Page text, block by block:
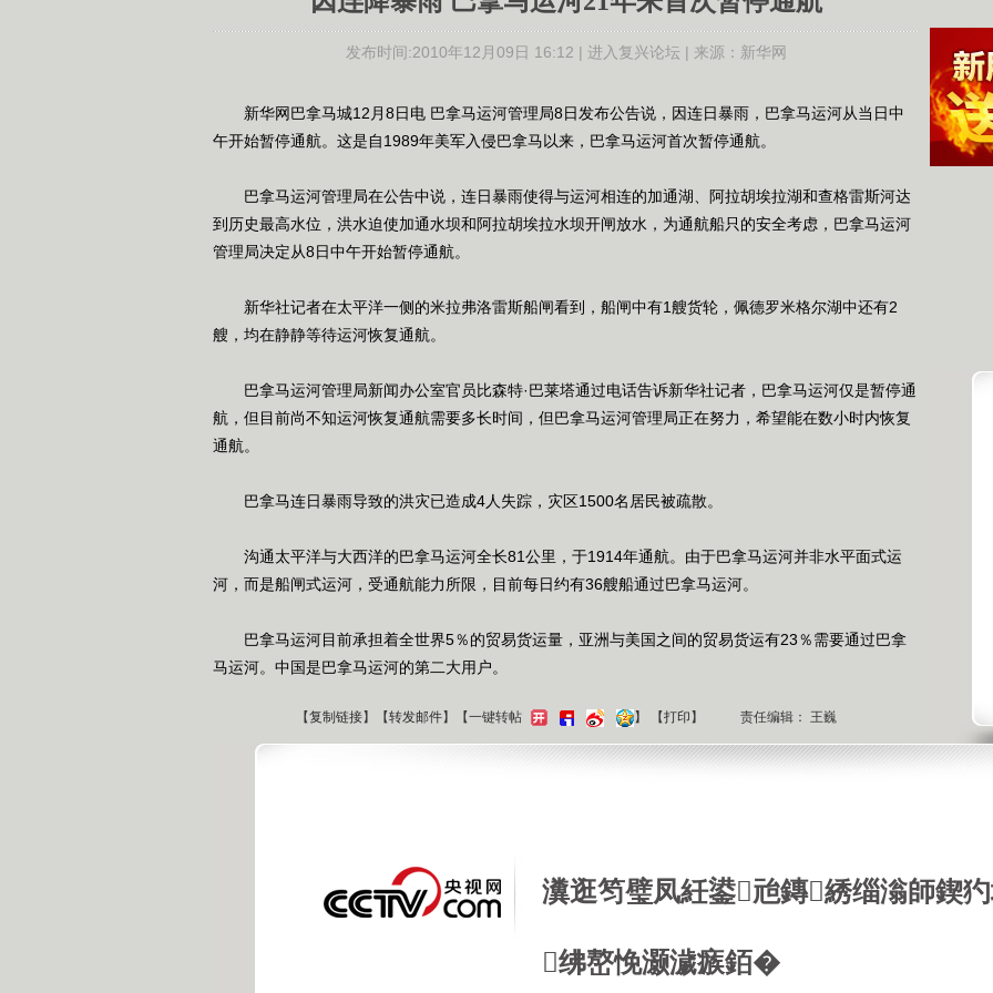
发布时间:2010年12月09日 16:12 | 进入复兴论坛| 来源： 新华网
新华网巴拿马城12月8日电 巴拿马运河管理局8日发布公告说，因连日暴雨，巴拿马运河从当日中
午开始暂停通航。这是自1989年美军入侵巴拿马以来，巴拿马运河首次暂停通航。
巴拿马运河管理局在公告中说，连日暴雨使得与运河相连的加通湖、阿拉胡埃拉湖和查格雷斯河达
到历史最高水位，洪水迫使加通水坝和阿拉胡埃拉水坝开闸放水，为通航船只的安全考虑，巴拿马运河
管理局决定从8日中午开始暂停通航。
新华社记者在太平洋一侧的米拉弗洛雷斯船闸看到，船闸中有1艘货轮，佩德罗米格尔湖中还有2
艘，均在静静等待运河恢复通航。
巴拿马运河管理局新闻办公室官员比森特·巴莱塔通过电话告诉新华社记者，巴拿马运河仅是暂停通
航，但目前尚不知运河恢复通航需要多长时间，但巴拿马运河管理局正在努力，希望能在数小时内恢复
通航。
巴拿马连日暴雨导致的洪灾已造成4人失踪，灾区1500名居民被疏散。
沟通太平洋与大西洋的巴拿马运河全长81公里，于1914年通航。由于巴拿马运河并非水平面式运
河，而是船闸式运河，受通航能力所限，目前每日约有36艘船通过巴拿马运河。
巴拿马运河目前承担着全世界5％的贸易货运量，亚洲与美国之间的贸易货运有23％需要通过巴拿
马运河。中国是巴拿马运河的第二大用户。
【复制链接】【转发邮件】 【一键转帖 】 【打印】 责任编辑： 王巍
瀵逛笉璧凤紝鍙兘鏄綉缁滃師鍥
绋嶅悗灏濊瘯銆�